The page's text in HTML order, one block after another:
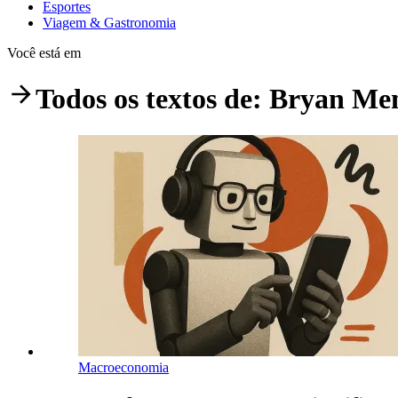
Esportes
Viagem & Gastronomia
Você está em
Todos os textos de: Bryan
Macroeconomia